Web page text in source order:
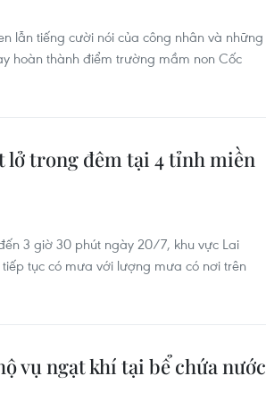
lẫn tiếng cười nói của công nhân và những
hoàn thành điểm trường mầm non Cốc
lở trong đêm tại 4 tỉnh miền
3 giờ 30 phút ngày 20/7, khu vực Lai
tục có mưa với lượng mưa có nơi trên
vụ ngạt khí tại bể chứa nước